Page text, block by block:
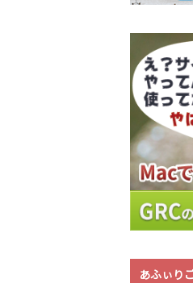
あふぃり